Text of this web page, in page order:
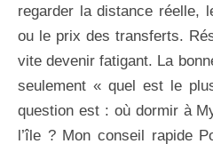
regarder la distance réelle,
ou le prix des transferts.
vite devenir fatigant. La
seulement « quel est le
question est : où dormir à
l’île ? Mon conseil rapide